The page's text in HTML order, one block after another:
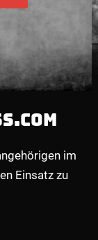
im
Einsatz zu